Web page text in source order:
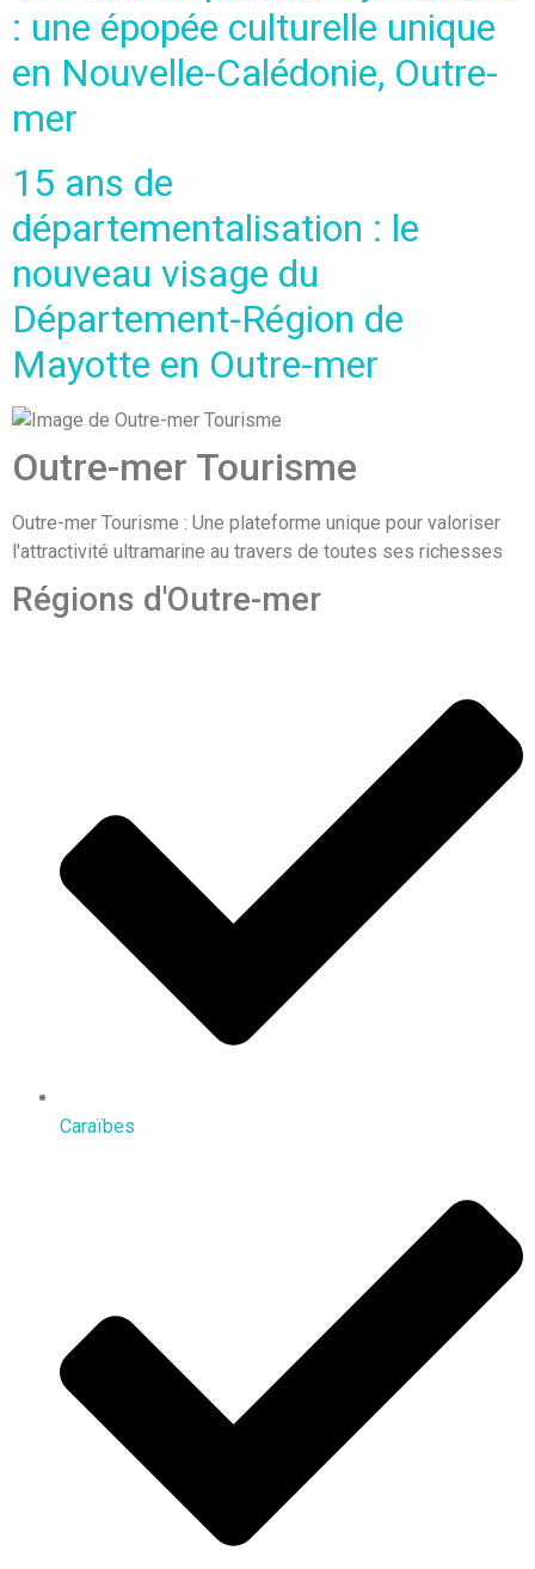
: une épopée culturelle unique
en Nouvelle-Calédonie, Outre-
mer
15 ans de
départementalisation : le
nouveau visage du
Département-Région de
Mayotte en Outre-mer
Outre-mer Tourisme
Outre-mer Tourisme : Une plateforme unique pour valoriser
l'attractivité ultramarine au travers de toutes ses richesses
Régions d'Outre-mer
Caraïbes